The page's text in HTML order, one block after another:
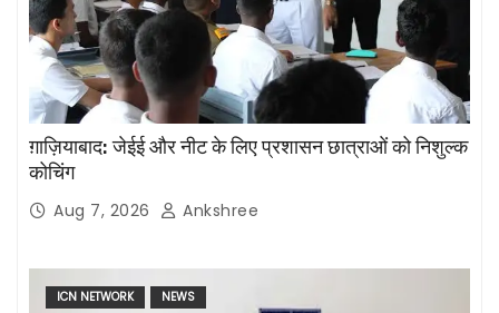
ग़ाज़ियाबाद: जेईई और नीट के लिए प्रशासन छात्राओं को निशुल्क
कोचिंग
Aug 7, 2026 Ankshree
ICN NETWORK NEWS